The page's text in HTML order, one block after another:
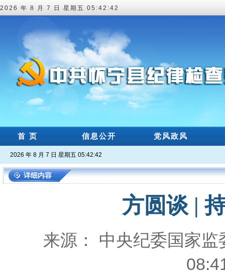
2026 年 8 月 7 日 星期五 05:42:43
首 页 信息公开 党风政风
2026 年 8 月 7 日 星期五 05:42:43
详细内容
方圆谈 |
来源： 中央纪委国家